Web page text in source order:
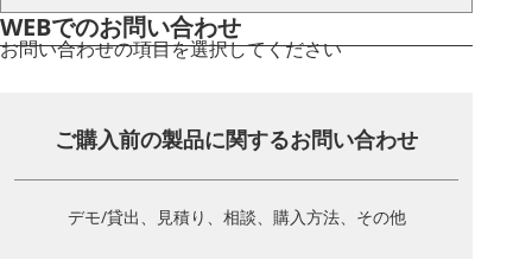
WEBでのお問い合わせ
お問い合わせの項目を選択してください
ご購入前の製品に関するお問い合わせ
デモ/貸出、見積り、相談、 購入方法、その他